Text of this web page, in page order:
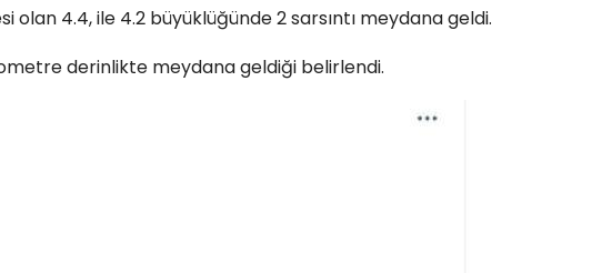
olan 4.4, ile 4.2 büyüklüğünde 2 sarsıntı meydana geldi.
derinlikte meydana geldiği belirlendi.